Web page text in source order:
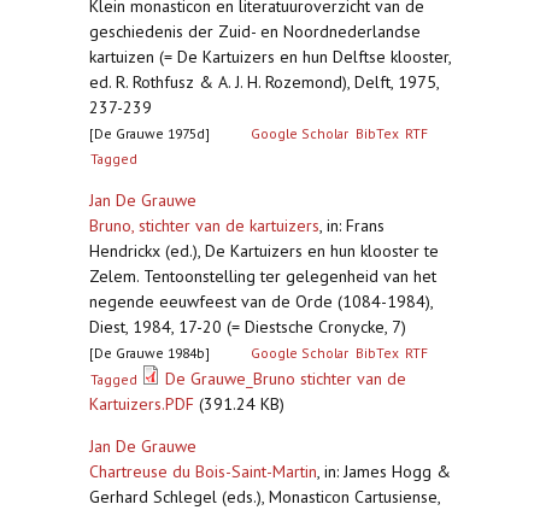
Klein monasticon en literatuuroverzicht van de
geschiedenis der Zuid- en Noordnederlandse
kartuizen (= De Kartuizers en hun Delftse klooster,
ed. R. Rothfusz & A. J. H. Rozemond), Delft, 1975,
237-239
[De Grauwe 1975d] Google Scholar BibTex RTF
Tagged
Jan De Grauwe
Bruno, stichter van de kartuizers, in: Frans
Hendrickx (ed.), De Kartuizers en hun klooster te
Zelem. Tentoonstelling ter gelegenheid van het
negende eeuwfeest van de Orde (1084-1984),
Diest, 1984, 17-20 (= Diestsche Cronycke, 7)
[De Grauwe 1984b] Google Scholar BibTex RTF
Tagged
De Grauwe_Bruno stichter van de
Kartuizers.PDF (391.24 KB)
Jan De Grauwe
Chartreuse du Bois-Saint-Martin, in: James Hogg &
Gerhard Schlegel (eds.), Monasticon Cartusiense,